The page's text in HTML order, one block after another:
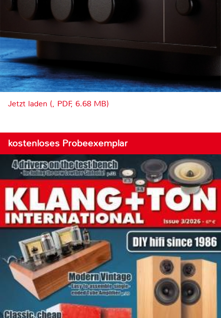
Jetzt laden (, PDF, 6.68 MB)
kostenloses Probeexemplar